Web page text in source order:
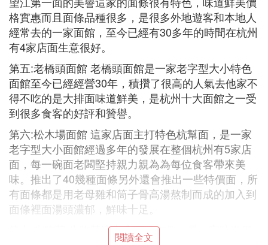
格實惠而且面條品種很多，是很多外地遊客和本地人
經常去的一家面館，至今已經有30多年的時間在杭州
有4家店面生意很好。
第五:老橋頭面館 老橋頭面館是一家老字型大小特色
面館至今已經經營30年，積攢了很高的人氣去他家不
得不吃的是大排面味道鮮美，是杭州十大面館之一受
到很多食客的好評和贊譽。
第六:松木場面館 這家店面主打特色杭幫面，是一家
老字型大小面館經過多年的發展在整個杭州有5家店
面，每一碗面老闆堅持親力親為為每位食客帶來美
味。推出了40幾種面條另外還會推出一些特價面，所
有面條都是用老母雞和筒子骨高湯熬制而成的加入到
面條裡面湯頭濃郁，鮮味十足。
第七:牛吃草 牛吃草這家店面很有趣，是一家味道很
閱讀全文